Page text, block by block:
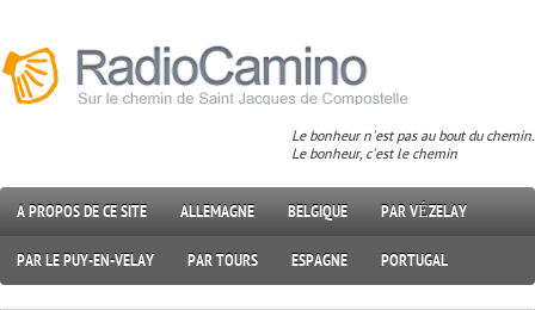
Le bonheur n'est pas au bout du chemin.
Le bonheur, c'est le chemin
A PROPOS DE CE SITE ALLEMAGNE BELGIQUE PAR VÉZELAY
PAR LE PUY-EN-VELAY PAR TOURS ESPAGNE PORTUGAL